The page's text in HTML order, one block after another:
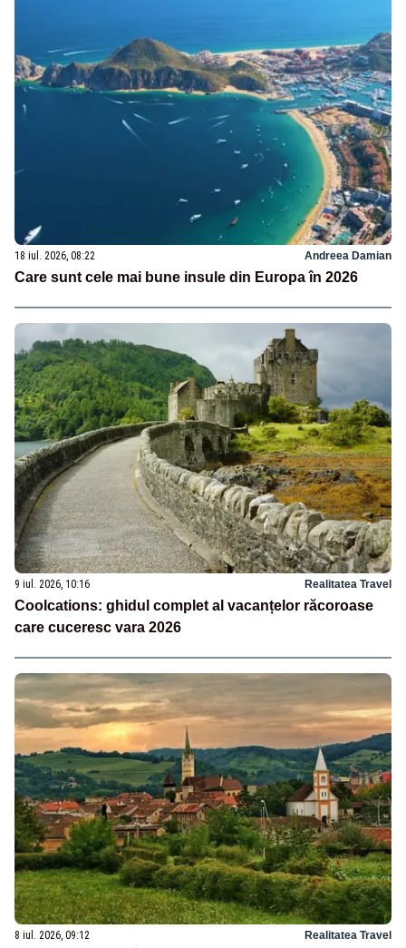
18 iul. 2026, 08:22 Andreea Damian
Care sunt cele mai bune insule din Europa în 2026
9 iul. 2026, 10:16 Realitatea Travel
Coolcations: ghidul complet al vacanțelor răcoroase
care cuceresc vara 2026
8 iul. 2026, 09:12 Realitatea Travel